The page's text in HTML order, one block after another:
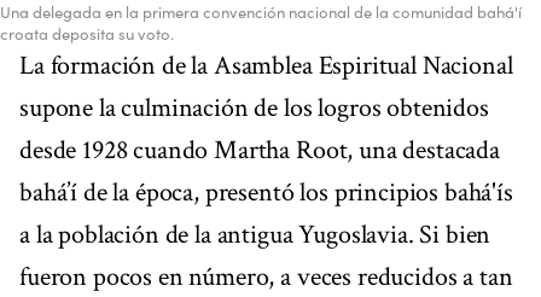
Una delegada en la primera convención nacional de la comunidad bahá'í
croata deposita su voto.
La formación de la Asamblea Espiritual Nacional
supone la culminación de los logros obtenidos
desde 1928 cuando Martha Root, una destacada
bahá’í de la época, presentó los principios bahá'ís
a la población de la antigua Yugoslavia. Si bien
fueron pocos en número, a veces reducidos a tan